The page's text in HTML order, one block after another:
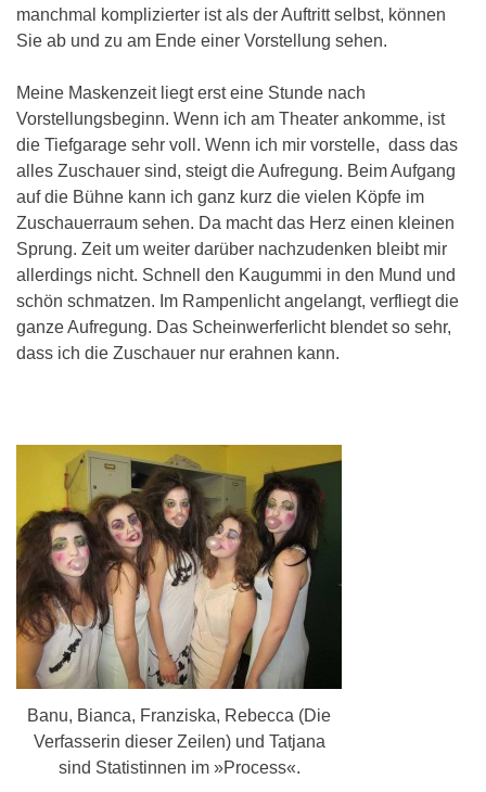
manchmal komplizierter ist als der Auftritt selbst, können
Sie ab und zu am Ende einer Vorstellung sehen.
Meine Maskenzeit liegt erst eine Stunde nach
Vorstellungsbeginn. Wenn ich am Theater ankomme, ist
die Tiefgarage sehr voll. Wenn ich mir vorstelle, dass das
alles Zuschauer sind, steigt die Aufregung. Beim Aufgang
auf die Bühne kann ich ganz kurz die vielen Köpfe im
Zuschauerraum sehen. Da macht das Herz einen kleinen
Sprung. Zeit um weiter darüber nachzudenken bleibt mir
allerdings nicht. Schnell den Kaugummi in den Mund und
schön schmatzen. Im Rampenlicht angelangt, verfliegt die
ganze Aufregung. Das Scheinwerferlicht blendet so sehr,
dass ich die Zuschauer nur erahnen kann.
Banu, Bianca, Franziska, Rebecca (Die
Verfasserin dieser Zeilen) und Tatjana
sind Statistinnen im »Process«.